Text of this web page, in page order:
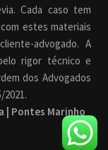
Cada caso tem
estes materiais
advogado. A
rigor técnico e
dos Advogados
| Pontes Marinho